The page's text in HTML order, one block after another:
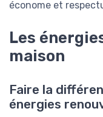
économe et
Les
maison
Faire la
énergies